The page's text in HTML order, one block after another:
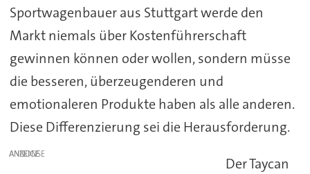
Sportwagenbauer aus Stuttgart werde den
Markt niemals über Kostenführerschaft
gewinnen können oder wollen, sondern müsse
die besseren, überzeugenderen und
emotionaleren Produkte haben als alle anderen.
Diese Differenzierung sei die Herausforderung.
ANZEIGE
Der Taycan